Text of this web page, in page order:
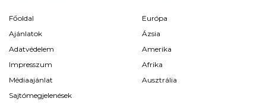
Főoldal
Ajánlatok
Adatvédelem
Impresszum
Médiaajánlat
Sajtómegjelenések
Európa
Ázsia
Amerika
Afrika
Ausztrália